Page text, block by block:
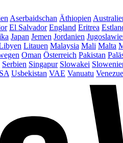
Aserbaidschan Äthiopien
El Salvador England Eritrea
Japan Jemen Jordanien
Litauen Malaysia Mali Malta
Oman Österreich Pakistan
Serbien Singapur Slowakei
Usbekistan VAE Vanuatu